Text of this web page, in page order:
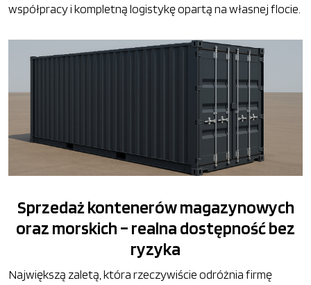
współpracy i kompletną logistykę opartą na własnej flocie.
Sprzedaż kontenerów magazynowych
oraz morskich – realna dostępność bez
ryzyka
Największą zaletą, która rzeczywiście odróżnia firmę